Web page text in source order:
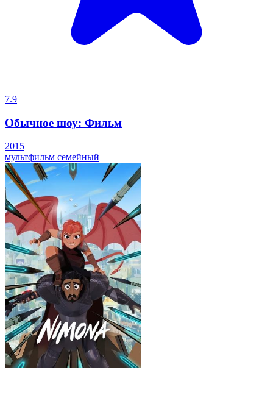
7.9
Обычное шоу: Фильм
2015
мультфильм семейный